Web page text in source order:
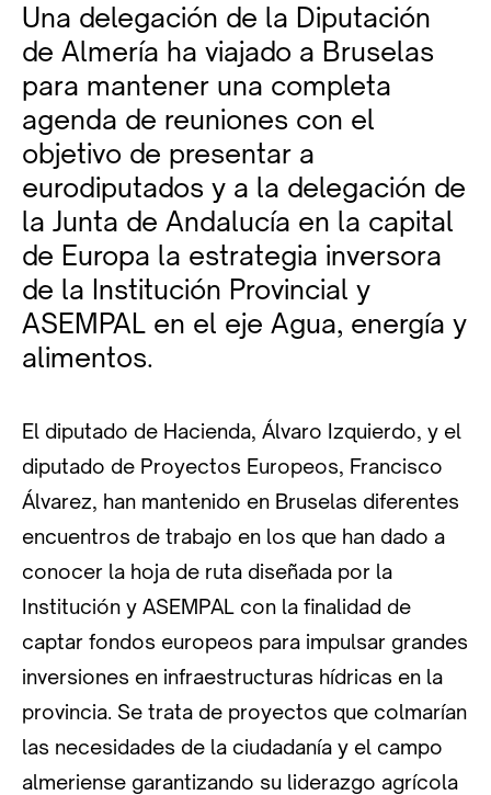
Una delegación de la Diputación
de Almería ha viajado a Bruselas
para mantener una completa
agenda de reuniones con el
objetivo de presentar a
eurodiputados y a la delegación de
la Junta de Andalucía en la capital
de Europa la estrategia inversora
de la Institución Provincial y
ASEMPAL en el eje Agua, energía y
alimentos.
El diputado de Hacienda, Álvaro Izquierdo, y el
diputado de Proyectos Europeos, Francisco
Álvarez, han mantenido en Bruselas diferentes
encuentros de trabajo en los que han dado a
conocer la hoja de ruta diseñada por la
Institución y ASEMPAL con la finalidad de
captar fondos europeos para impulsar grandes
inversiones en infraestructuras hídricas en la
provincia. Se trata de proyectos que colmarían
las necesidades de la ciudadanía y el campo
almeriense garantizando su liderazgo agrícola